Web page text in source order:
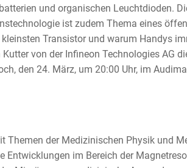
und organischen Leuchtdioden.
ist zudem Thema eines
Transistor und warum Handys
von der Infineon Technologies AG
den 24. März, um 20:00 Uhr, im
Themen der Medizinischen Physik und
Entwicklungen im Bereich der